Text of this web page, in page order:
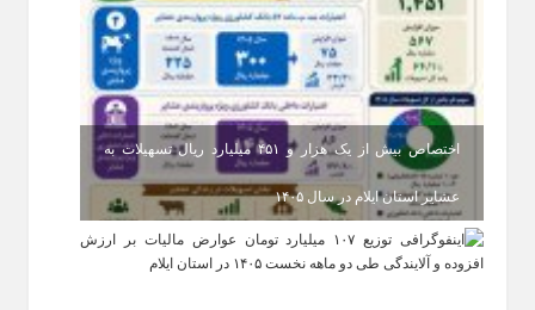
اختصاص بیش از یک هزار و ۴۵۱ میلیارد ریال تسهیلات به
عشایر استان ایلام در سال ۱۴۰۵